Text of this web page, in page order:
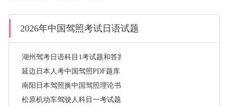
2026年中国驾照考试日语试题
湖州驾考日语科目1考试题和答案
延边日本人考中国驾照PDF题库
南阳日本驾照换中国驾照理论书本
松原机动车驾驶人科目一考试题库(汽车类日语版)